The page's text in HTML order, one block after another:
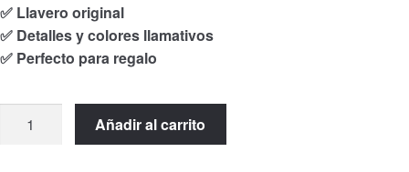
✅ Llavero original
✅ Detalles y colores llamativos
✅ Perfecto para regalo
Combinado
Añadir al carrito